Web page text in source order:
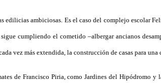
edilicias ambiciosas. Es el caso del complejo escolar
cumpliendo el cometido –albergar ancianos
vez más extendida, la construcción de casas para
de Francisco Piria, como Jardines del